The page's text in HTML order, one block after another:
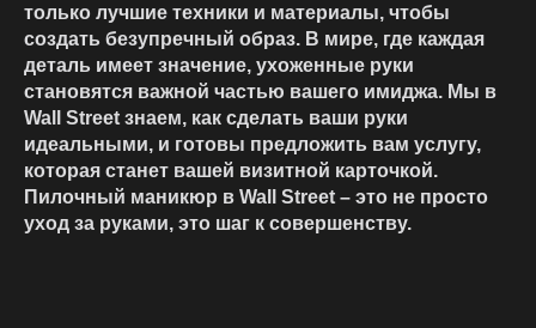
только лучшие техники и материалы, чтобы
создать безупречный образ. В мире, где каждая
деталь имеет значение, ухоженные руки
становятся важной частью вашего имиджа. Мы в
Wall Street знаем, как сделать ваши руки
идеальными, и готовы предложить вам услугу,
которая станет вашей визитной карточкой.
Пилочный маникюр в Wall Street – это не просто
уход за руками, это шаг к совершенству.